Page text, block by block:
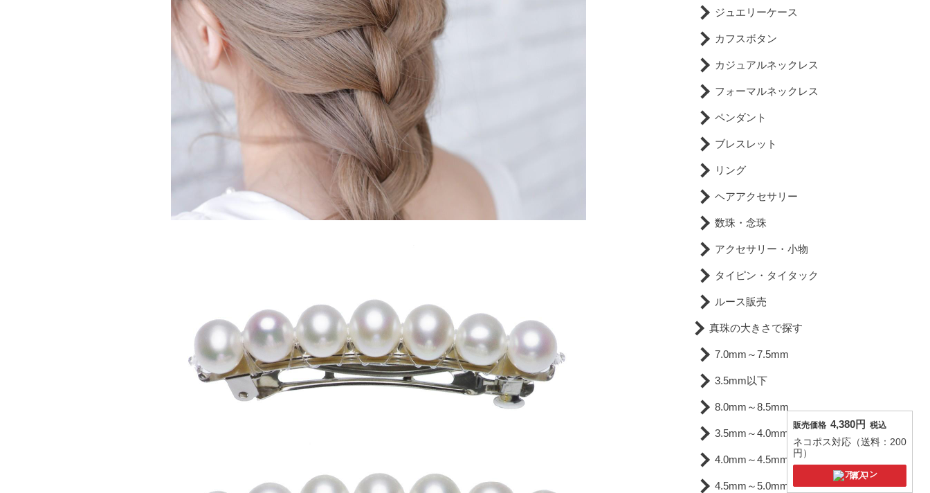
ジュエリーケース
カフスボタン
カジュアルネックレス
フォーマルネックレス
ペンダント
ブレスレット
リング
ヘアアクセサリー
数珠・念珠
アクセサリー・小物
タイピン・タイタック
ルース販売
真珠の大きさで探す
7.0mm～7.5mm
3.5mm以下
8.0mm～8.5mm
3.5mm～4.0mm
4.0mm～4.5mm
4.5mm～5.0mm
販売価格 4,380円 税込
ネコポス対応（送料：200
円）
購入